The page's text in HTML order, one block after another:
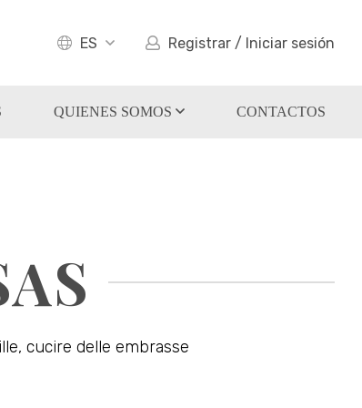
ES Registrar / Iniciar sesión
QUIENES SOMOS CONTACTOS
cucire delle embrasse